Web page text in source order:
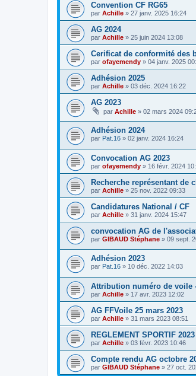
Convention CF RG65
par Achille » 27 janv. 2025 16:24
AG 2024
par Achille » 25 juin 2024 13:08
Cerificat de conformité des
par ofayemendy » 04 janv. 2025
Adhésion 2025
par Achille » 03 déc. 2024 16:22
AG 2023
par Achille » 02 mars 2024
Adhésion 2024
par Pat.16 » 02 janv. 2024 16:24
Convocation AG 2023
par ofayemendy » 16 févr. 2024
Recherche représentant de
par Achille » 25 nov. 2022 09:33
Candidatures National / CF
par Achille » 31 janv. 2024 15:47
convocation AG de
par GIBAUD Stéphane » 09 sept.
Adhésion 2023
par Pat.16 » 10 déc. 2022 14:03
Attribution numéro de voile
par Achille » 17 avr. 2023 12:02
AG FFVoile 25 mars 2023
par Achille » 31 mars 2023 08:51
REGLEMENT SPORTIF 2023
par Achille » 03 févr. 2023 10:46
Compte rendu AG octobre
par GIBAUD Stéphane » 27 oct.